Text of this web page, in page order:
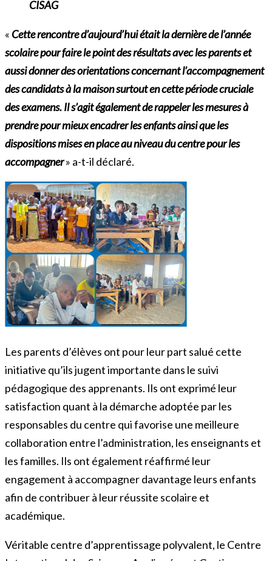
CISAG
« Cette rencontre d’aujourd’hui était la dernière de l’année
scolaire pour faire le point des résultats avec les parents et
aussi donner des orientations concernant l’accompagnement
des candidats à la maison surtout en cette période cruciale
des examens. Il s’agit également de rappeler les mesures à
prendre pour mieux encadrerles enfants ainsi que les
dispositions mises en place au niveau du centre pour les
accompagner» a-t-il déclaré.
Les parents d’élèves ont pour leur part salué cette
initiative qu’ils jugent importante dans le suivi
pédagogique des apprenants. Ils ont exprimé leur
satisfaction quant à la démarche adoptée par les
responsables du centre qui favorise une meilleure
collaboration entre l’administration, les enseignants et
les familles. Ils ont également réaffirmé leur
engagement à accompagner davantage leurs enfants
afin de contribuer à leur réussite scolaire et
académique.
Véritable centre d’apprentissage polyvalent, le Centre